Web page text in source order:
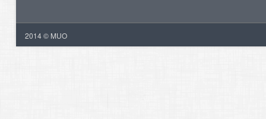
2014 © MUO